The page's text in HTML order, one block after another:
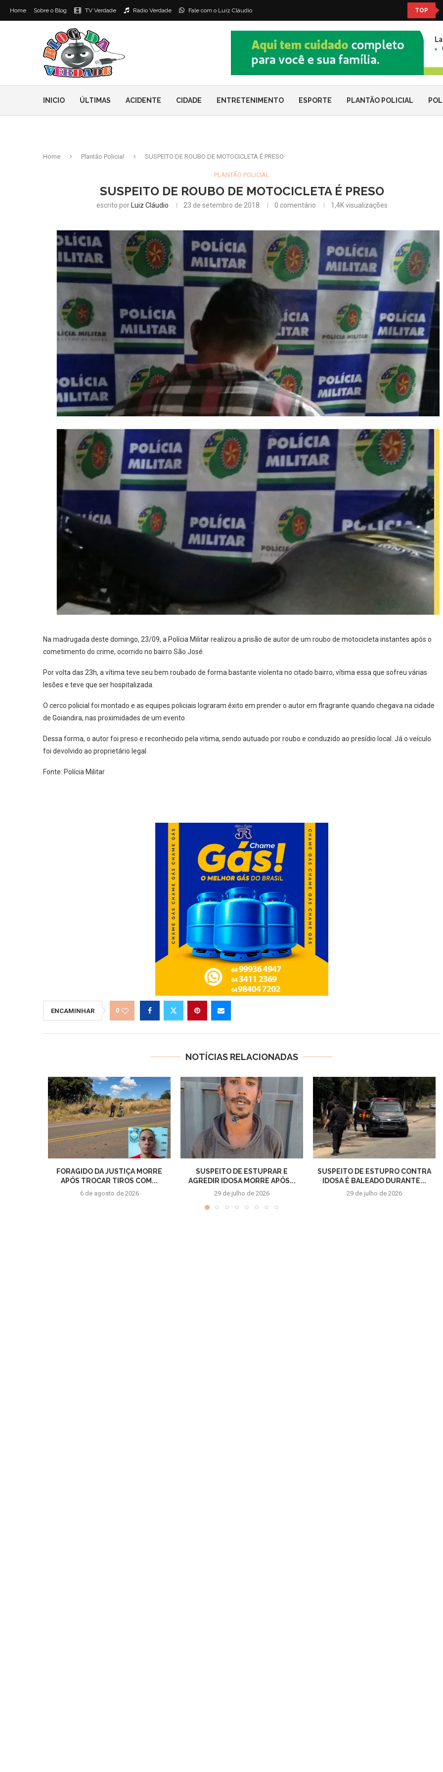
Home Sobre o Blog TV Verdade Rádio Verdade Fale com o Luiz Cláudio TOP
INICIO ÚLTIMAS ACIDENTE CIDADE ENTRETENIMENTO ESPORTE PLANTÃO POLICIAL
Home Plantão Policial SUSPEITO DE ROUBO DE MOTOCICLETA É PRESO
PLANTÃO POLICIAL
SUSPEITO DE ROUBO DE MOTOCICLETA É PRESO
escrito por Luiz Cláudio 23 de setembro de 2018 0 comentário 1,4Kvisualizações
Na madrugada deste domingo, 23/09, a Polícia Militar realizou a prisão de autor de um roubo de motocicleta instantes após o
cometimento do crime, ocorrido no bairro São José.
Por volta das 23h, a vítima teve seu bem roubado de forma bastante violenta no citado bairro, vítima essa que sofreu várias
lesões e teve que ser hospitalizada.
O cerco policial foi montado e as equipes policiais lograram êxito em prender o autor em flragrante quando chegava na cidade
de Goiandira, nas proximidades de um evento.
Dessa forma, o autor foi preso e reconhecido pela vitima, sendo autuado por roubo e conduzido ao presídio local. Já o veículo
foi devolvido ao proprietário legal.
Fonte: Polícia Militar
ENCAMINHAR 0
NOTÍCIAS RELACIONADAS
FORAGIDO DA JUSTIÇA MORRE
APÓS TROCAR TIROS COM...
6 de agosto de 2026
SUSPEITO DE ESTUPRAR E
AGREDIR IDOSA MORRE APÓS...
29 de julho de 2026
SUSPEITO DE ESTUPRO CONTRA
IDOSA É BALEADO DURANTE...
29 de julho de 2026